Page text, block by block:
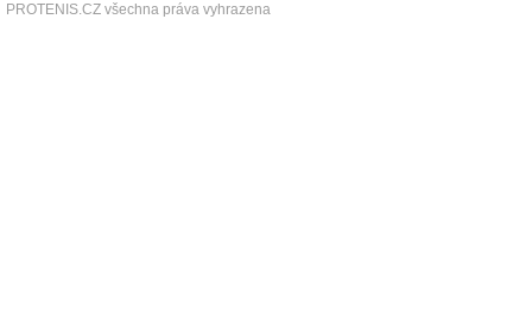
PROTENIS.CZ všechna práva vyhrazena